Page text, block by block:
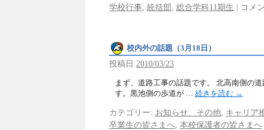
学校行事 統括部 総合学科11期生 | コメ
校内外の話題（3月18日）
投稿日 2010/03/23
まず、道路工事の話題です。 北高南側の
す。黒池側の歩道が … 続きを読む →
カテゴリー: お知らせ、その他 キャリア
卒業生の皆さまへ 本校保護者の皆さまへ